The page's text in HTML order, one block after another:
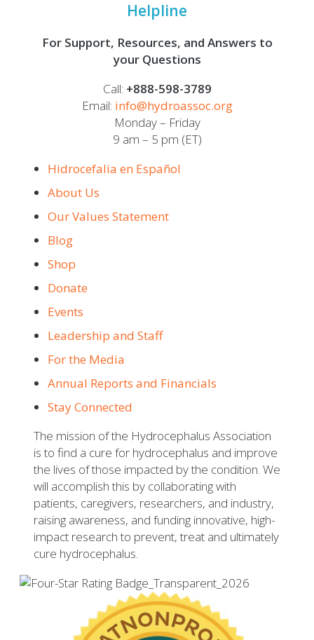
Helpline
For Support, Resources, and Answers to
your Questions
Call: +888-598-3789
Email: info@hydroassoc.org
Monday – Friday
9 am – 5 pm (ET)
Hidrocefalia en Español
About Us
Our Values Statement
Blog
Shop
Donate
Events
Leadership and Staff
For the Media
Annual Reports and Financials
Stay Connected
The mission of the Hydrocephalus Association
is to find a cure for hydrocephalus and improve
the lives of those impacted by the condition. We
will accomplish this by collaborating with
patients, caregivers, researchers, and industry,
raising awareness, and funding innovative, high-
impact research to prevent, treat and ultimately
cure hydrocephalus.